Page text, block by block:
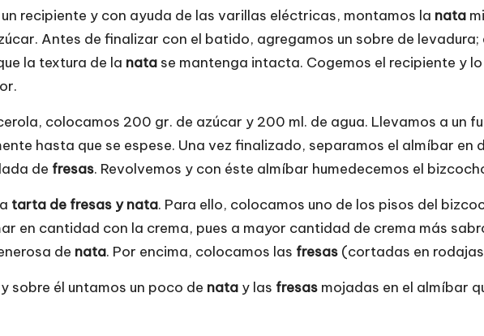
recipiente y con ayuda de las varillas eléctricas, montamos la nata
Antes de finalizar con el batido, agregamos un sobre de levadura;
la textura de la nata se mantenga intacta. Cogemos el recipiente y
colocamos 200 gr. de azúcar y 200 ml. de agua. Llevamos a un
hasta que se espese. Una vez finalizado, separamos el almíbar
de fresas. Revolvemos y con éste almíbar humedecemos el
tarta de fresas y nata. Para ello, colocamos uno de los pisos del
en cantidad con la crema, pues a mayor cantidad de crema más
de nata. Por encima, colocamos las fresas (cortadas en
sobre él untamos un poco de nata y las fresas mojadas en el almíbar